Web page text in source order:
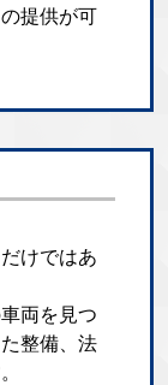
提供が可
けではあ
両を見つ
整備、法